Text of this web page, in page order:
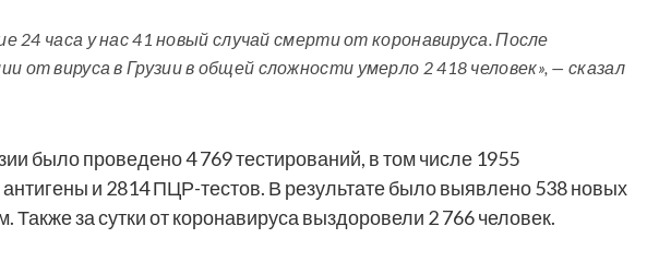
24 часа у нас 41 новый случай смерти от коронавируса. После
от вируса в Грузии в общей сложности умерло 2 418 человек», — сказал
было проведено 4 769 тестирований, в том числе 1955
и 2814 ПЦР-тестов. В результате было выявлено 538 новых
Также за сутки от коронавируса выздоровели 2 766 человек.